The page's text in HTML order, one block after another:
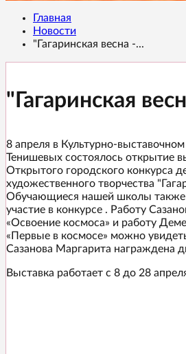
Главная
Новости
"Гагаринская весна -...
"Гагаринская
8 апреля в Культурно-
Тенишевых состоялось открытие
Открытого городского конкурса
художественного творчества
Обучающиеся нашей школы также
участие в конкурсе . Работу
«Освоение космоса» и работу
«Первые в космосе» можно
Сазанова Маргарита награждена
Выставка работает с 8 до 28